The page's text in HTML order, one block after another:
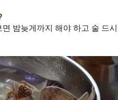
밤늦게까지 해야 하고 술 드